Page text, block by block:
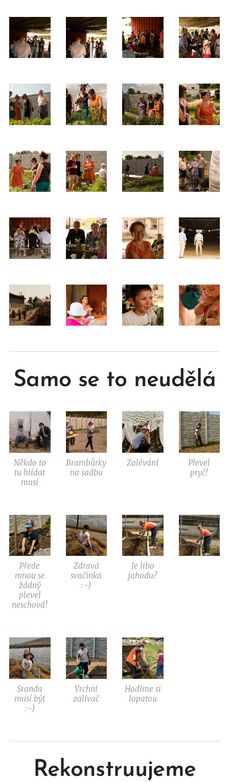
Samo se to neudělá
Někdo to
tu hlídat
musí
Brambůrky
na sadbu
Zalévání
Plevel
pryč!
Přede
mnou se
žádný
plevel
neschová!
Zdravá
svačinka
:-)
Je libo
jahodu?
Sranda
musí být
:-)
Vrchní
zalívač
Hodíme si
lopatou
Rekonstruujeme